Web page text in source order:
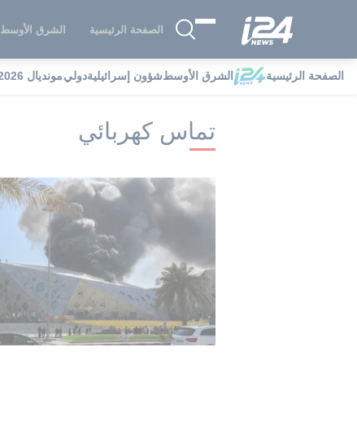
الصفحة الرئيسية الشرق الأوسط
الصفحة الرئيسية الشرق الأوسطشؤون إسرائيليةدوليمونديال 2026 i24NEWS i24NEWS فهرس علامات
تماس كهربائي